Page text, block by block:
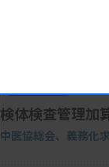
検体検査管理加
中医協総会、 義務化